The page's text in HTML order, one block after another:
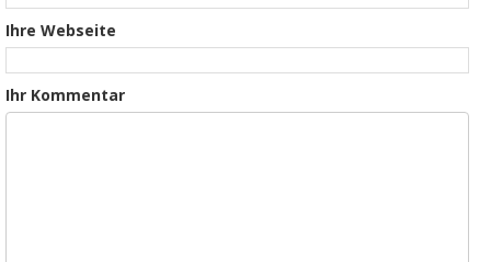
Ihre Webseite
Ihr Kommentar